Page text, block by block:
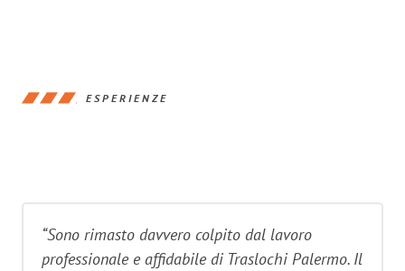
ESPERIENZE
“Sono rimasto davvero colpito dal lavoro
professionale e affidabile di Traslochi Palermo. Il